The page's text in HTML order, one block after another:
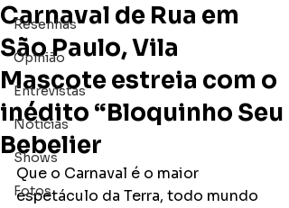
Resenhas
Opinião
Entrevistas
Notícias
Shows
Fotos
Carnaval de Rua em
São Paulo, Vila
Mascote estreia com o
inédito “Bloquinho Seu
Bebelier
Que o Carnaval é o maior
espetáculo da Terra, todo mundo